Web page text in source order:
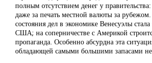
полным отсутствием денег у
даже за печать местной валюты за
состояния дел в экономике Венесуэлы
США; на соперничестве с Америкой
пропаганда. Особенно абсурдна эта
обладающей самыми большими запасами